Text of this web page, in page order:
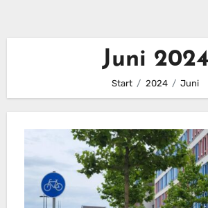
Juni 2024
Start 2024 Juni